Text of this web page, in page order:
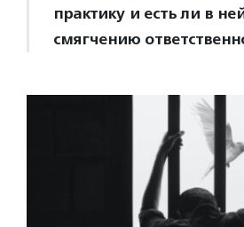
практику и есть ли в
смягчению